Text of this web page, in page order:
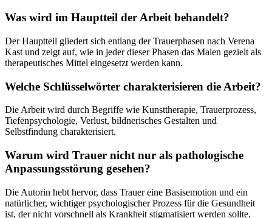
Was wird im Hauptteil der Arbeit behandelt?
Der Hauptteil gliedert sich entlang der Trauerphasen nach Verena
Kast und zeigt auf, wie in jeder dieser Phasen das Malen gezielt als
therapeutisches Mittel eingesetzt werden kann.
Welche Schlüsselwörter charakterisieren die Arbeit?
Die Arbeit wird durch Begriffe wie Kunsttherapie, Trauerprozess,
Tiefenpsychologie, Verlust, bildnerisches Gestalten und
Selbstfindung charakterisiert.
Warum wird Trauer nicht nur als pathologische
Anpassungsstörung gesehen?
Die Autorin hebt hervor, dass Trauer eine Basisemotion und ein
natürlicher, wichtiger psychologischer Prozess für die Gesundheit
ist, der nicht vorschnell als Krankheit stigmatisiert werden sollte.